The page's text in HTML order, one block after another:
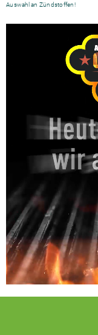
Auswahl an Zündstoffen!